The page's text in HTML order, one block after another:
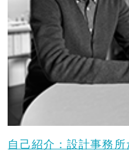
自己紹介：設計事務